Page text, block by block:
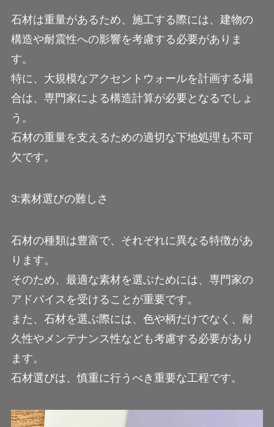
石材は重量があるため、施工する際には、建物の
構造や耐震性への影響を考慮する必要がありま
す。
特に、大規模なアクセントウォールを計画する場
合は、専門家による構造計算が必要となるでしょ
う。
石材の重量を支えるための適切な下地処理も不可
欠です。
3:素材選びの難しさ
石材の種類は豊富で、それぞれに異なる特徴があ
ります。
そのため、最適な素材を選ぶためには、専門家の
アドバイスを受けることが重要です。
また、石材を選ぶ際には、色や柄だけでなく、耐
久性やメンテナンス性なども考慮する必要があり
ます。
石材選びは、慎重に行うべき重要な工程です。